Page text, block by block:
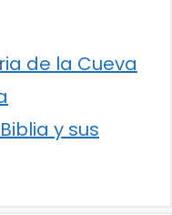
de la Cueva
y sus